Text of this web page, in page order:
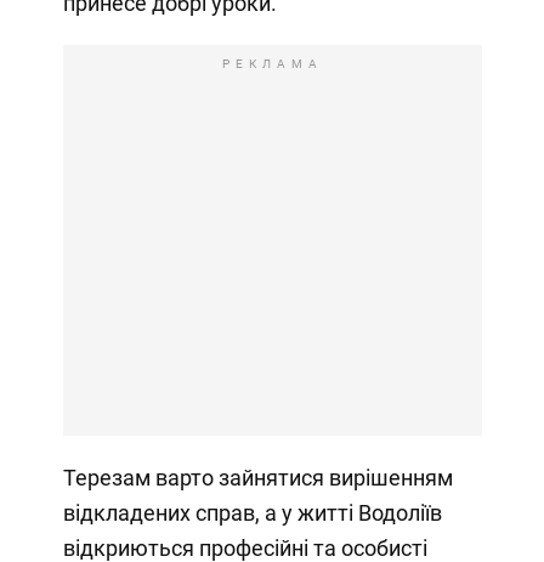
РЕКЛАМА
Терезам варто зайнятися вирішенням
відкладених справ, а у житті Водоліїв
відкриються професійні та особисті